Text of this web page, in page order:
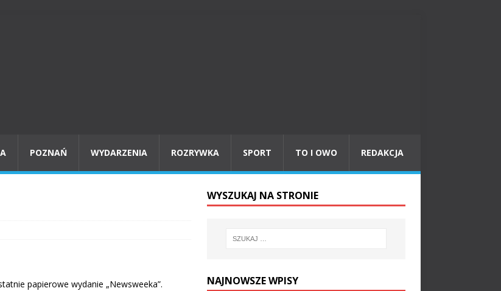
POZNAŃ WYDARZENIA ROZRYWKA SPORT TO I OWO REDAKCJA
papierowe wydanie „Newsweeka”.
WYSZUKAJ NA STRONIE
NAJNOWSZE WPISY